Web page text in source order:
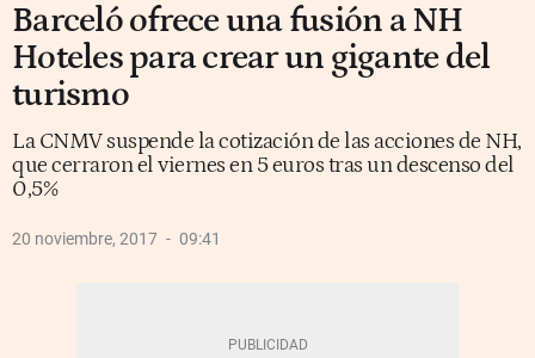
Barceló ofrece una fusión a NH
Hoteles para crear un gigante del
turismo
La CNMV suspende la cotización de las acciones de NH,
que cerraron el viernes en 5 euros tras un descenso del
0,5%
20 noviembre, 2017 09:41